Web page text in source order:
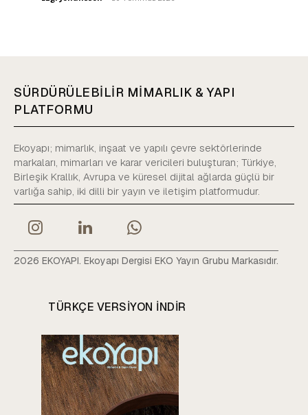
SÜRDÜRÜLEBİLİR MİMARLIK & YAPI
PLATFORMU
Ekoyapı; mimarlık, inşaat ve yapılı çevre sektörlerinde
markaları, mimarları ve karar vericileri buluşturan; Türkiye,
Birleşik Krallık, Avrupa ve küresel dijital ağlarda güçlü bir
varlığa sahip, iki dilli bir yayın ve iletişim platformudur.
2026 EKOYAPI. Ekoyapı Dergisi EKO Yayın Grubu Markasıdır.
TÜRKÇE VERSIYON INDIR